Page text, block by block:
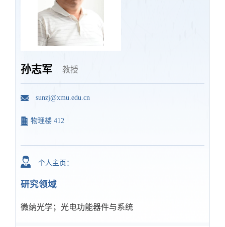
孙志军 教授
sunzj@xmu.edu.cn
物理楼 412
个人主页：
研究领域
微纳光学；光电功能器件与系统